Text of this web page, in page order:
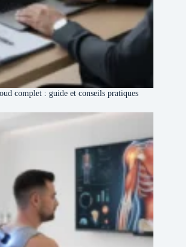
complet : guide et conseils pratiques